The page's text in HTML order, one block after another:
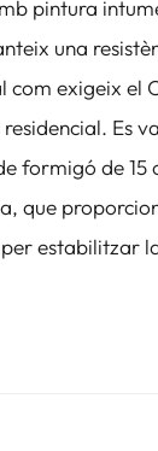
pintura
una
com exigeix el
Es
formigó de 15
que
estabilitzar